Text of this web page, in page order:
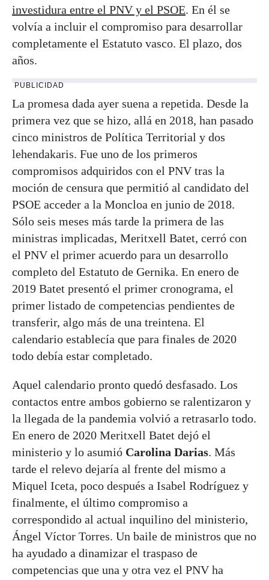
investidura entre el PNV y el PSOE. En él se
volvía a incluir el compromiso para desarrollar
completamente el Estatuto vasco. El plazo, dos
años.
PUBLICIDAD
La promesa dada ayer suena a repetida. Desde la
primera vez que se hizo, allá en 2018, han pasado
cinco ministros de Política Territorial y dos
lehendakaris. Fue uno de los primeros
compromisos adquiridos con el PNV tras la
moción de censura que permitió al candidato del
PSOE acceder a la Moncloa en junio de 2018.
Sólo seis meses más tarde la primera de las
ministras implicadas, Meritxell Batet, cerró con
el PNV el primer acuerdo para un desarrollo
completo del Estatuto de Gernika. En enero de
2019 Batet presentó el primer cronograma, el
primer listado de competencias pendientes de
transferir, algo más de una treintena. El
calendario establecía que para finales de 2020
todo debía estar completado.
Aquel calendario pronto quedó desfasado. Los
contactos entre ambos gobierno se ralentizaron y
la llegada de la pandemia volvió a retrasarlo todo.
En enero de 2020 Meritxell Batet dejó el
ministerio y lo asumió Carolina Darias. Más
tarde el relevo dejaría al frente del mismo a
Miquel Iceta, poco después a Isabel Rodríguez y
finalmente, el último compromiso a
correspondido al actual inquilino del ministerio,
Ángel Víctor Torres. Un baile de ministros que no
ha ayudado a dinamizar el traspaso de
competencias que una y otra vez el PNV ha